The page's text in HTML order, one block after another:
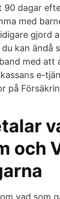
90 dagar
med
gjord
kan ändå
med att
e-
på
och
vad som